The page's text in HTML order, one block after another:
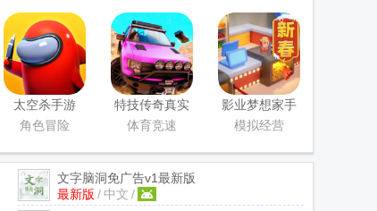
全
太空杀手游
角色冒险
特技传奇真实
赛车内购版
Legends)
体育竞速
影业梦想家手
游下载
模拟经营
文字脑洞免广告v1最新版
最新版 / 中文 /